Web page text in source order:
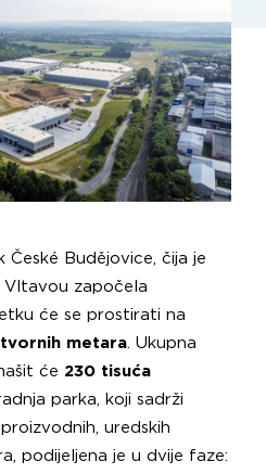
České Budějovice, čija je
započela
će se prostirati na
metara . Ukupna
će 230 tisuća
parka, koji sadrži
uredskih
podijeljena je u dvije faze: